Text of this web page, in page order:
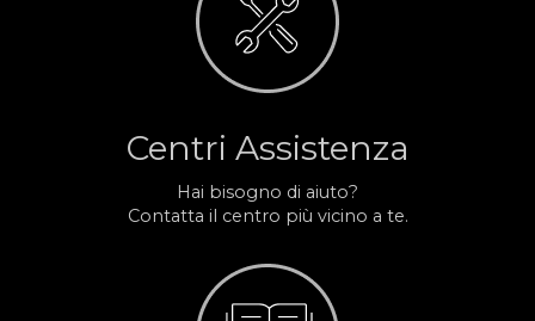
Centri Assistenza
Hai bisogno di aiuto?
Contatta il centro più vicino a te.